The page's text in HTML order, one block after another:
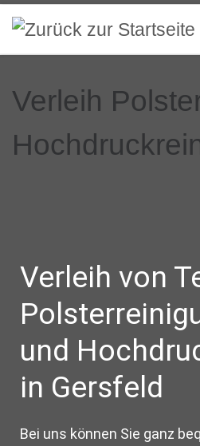
Zum Inhalt springen
Verleih
Verleih von
und
in Gersfeld
Bei uns können Sie ganz